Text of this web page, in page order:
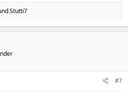
Stutti7
#7